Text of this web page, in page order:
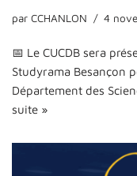
par CCHANLON 4
📅 Le CUCDB sera
Studyrama Besançon
Département des
suite »